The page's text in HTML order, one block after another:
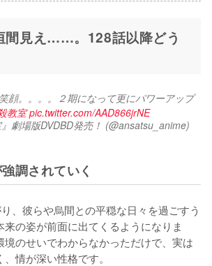
間見え……。128話以降どう
顔。。。。２期になって更にパワーアップ
教室 pic.twitter.com/AAD866jrNE
劇場版DVDBD発売！ (@ansatsu_anime)
調されていく
、彼らや烏間との平穏な日々を過ごすう
の姿が前面に出てくるようになりま
のせいでわからなかっただけで、実は
情が深い性格です。